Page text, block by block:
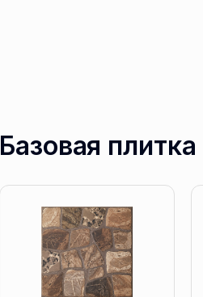
Базовая плитка